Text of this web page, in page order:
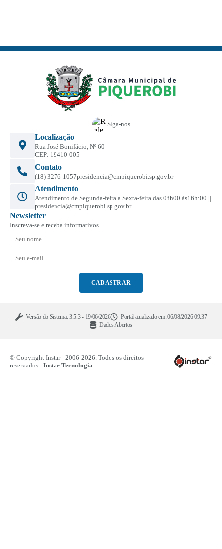
Siga-nos
Localização
Rua José Bonifácio, Nº 60
CEP: 19410-005
Contato
(18) 3276-1057presidencia@cmpiquerobi.sp.gov.br
Atendimento
Atendimento de Segunda-feira a Sexta-feira das 08h00 às16h:00 ||
presidencia@cmpiquerobi.sp.gov.br
Newsletter
Inscreva-se e receba informativos
CADASTRAR
Versão do Sistema:3.5.3 - 19/06/2026 Portal atualizado em:06/08/2026 09:37
Dados Abertos
© Copyright Instar - 2006-2026. Todos os direitos
reservados - Instar Tecnologia